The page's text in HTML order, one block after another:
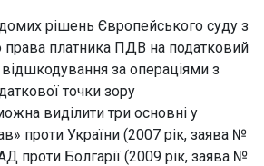
рішень Європейського суду з
платника ПДВ на податковий
за операціями з
точки зору
виділити три основні у
проти України (2007 рік, заява №
проти Болгарії (2009 рік, заява №